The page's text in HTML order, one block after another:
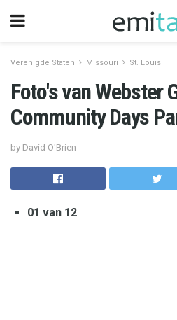
Verenigde Staten Missouri St. Louis
Foto's van Webster
Community Days
by David O'Brien
01 van 12